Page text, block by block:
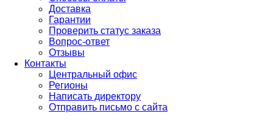
Доставка
Гарантии
Проверить статус заказа
Вопрос-ответ
Отзывы
Контакты
Центральный офис
Регионы
Написать директору
Отправить письмо с сайта